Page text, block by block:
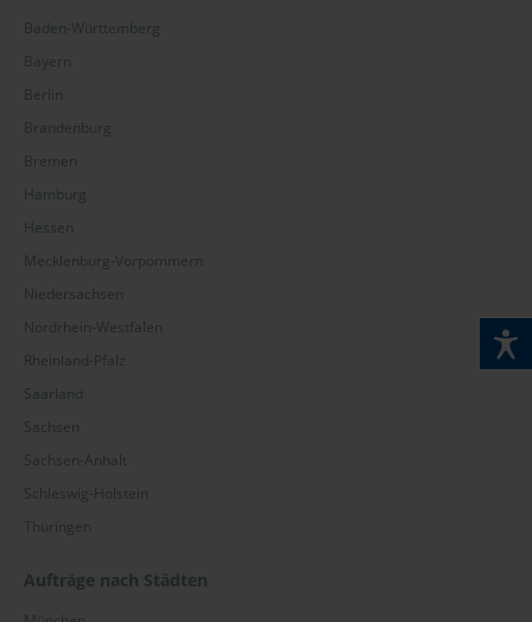
Baden-Württemberg
Bayern
Berlin
Brandenburg
Bremen
Hamburg
Hessen
Mecklenburg-Vorpommern
Niedersachsen
Nordrhein-Westfalen
Rheinland-Pfalz
Saarland
Sachsen
Sachsen-Anhalt
Schleswig-Holstein
Thüringen
Aufträge nach Städten